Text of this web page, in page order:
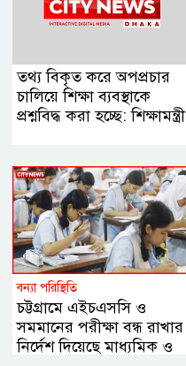
তথ্য বিকৃত করে অপপ্রচার
চালিয়ে শিক্ষা ব্যবস্থাকে
প্রশ্নবিদ্ধ করা হচ্ছে: শিক্ষামন্ত্রী
বন্যা পরিস্থিতি
চট্টগ্রামে এইচএসসি ও
সমমানের পরীক্ষা বন্ধ রাখার
নির্দেশ দিয়েছে মাধ্যমিক ও